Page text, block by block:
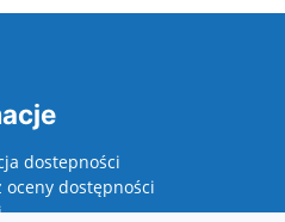
dostepności
oceny dostępności